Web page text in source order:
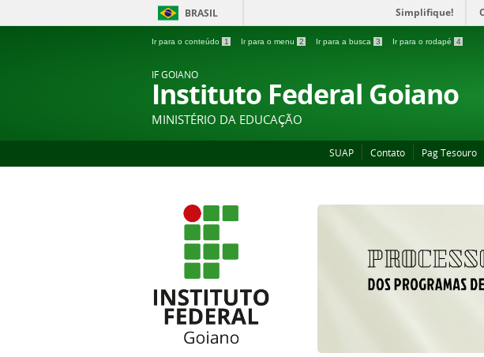
BRASIL Simplifique!
Ir para o conteúdo 1 Ir para o menu 2 Ir para a busca 3 Ir para o rodapé 4
IF GOIANO
Instituto Federal Goiano
MINISTÉRIO DA EDUCAÇÃO
SUAP Contato Pag Tesouro